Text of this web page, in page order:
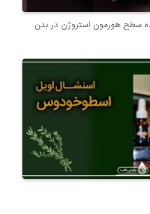
سطح هورمون استروژن در بدن